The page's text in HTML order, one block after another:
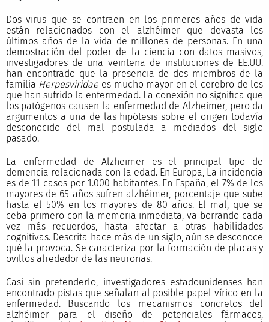
Dos virus que se contraen en los primeros años de vida
están relacionados con el alzhéimer que devasta los
últimos años de la vida de millones de personas. En una
demostración del poder de la ciencia con datos masivos,
investigadores de una veintena de instituciones de EE.UU.
han encontrado que la presencia de dos miembros de la
familia Herpesviridae es mucho mayor en el cerebro de los
que han sufrido la enfermedad. La conexión no significa que
los patógenos causen la enfermedad de Alzheimer, pero da
argumentos a una de las hipótesis sobre el origen todavía
desconocido del mal postulada a mediados del siglo
pasado.
La enfermedad de Alzheimer es el principal tipo de
demencia relacionada con la edad. En Europa, La incidencia
es de 11 casos por 1.000 habitantes. En España, el 7% de los
mayores de 65 años sufren alzhéimer, porcentaje que sube
hasta el 50% en los mayores de 80 años. El mal, que se
ceba primero con la memoria inmediata, va borrando cada
vez más recuerdos, hasta afectar a otras habilidades
cognitivas. Descrita hace más de un siglo, aún se desconoce
qué la provoca. Se caracteriza por la formación de placas y
ovillos alrededor de las neuronas.
Casi sin pretenderlo, investigadores estadounidenses han
encontrado pistas que señalan al posible papel vírico en la
enfermedad. Buscando los mecanismos concretos del
alzhéimer para el diseño de potenciales fármacos,